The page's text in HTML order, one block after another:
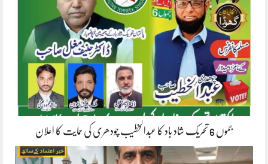
جموں 6 تحریک شاد باد کا عبدالخطیب چودھری کی حمایت کا اعلان